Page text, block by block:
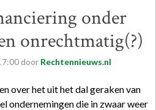
onder
onrechtmatig(?)
door Rechtennieuws.nl
over het uit het dal geraken van
ondernemingen die in zwaar weer